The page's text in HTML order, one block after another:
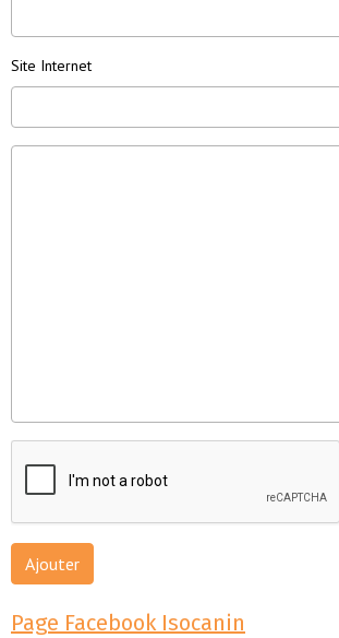
Site Internet
Ajouter
Page Facebook Isocanin